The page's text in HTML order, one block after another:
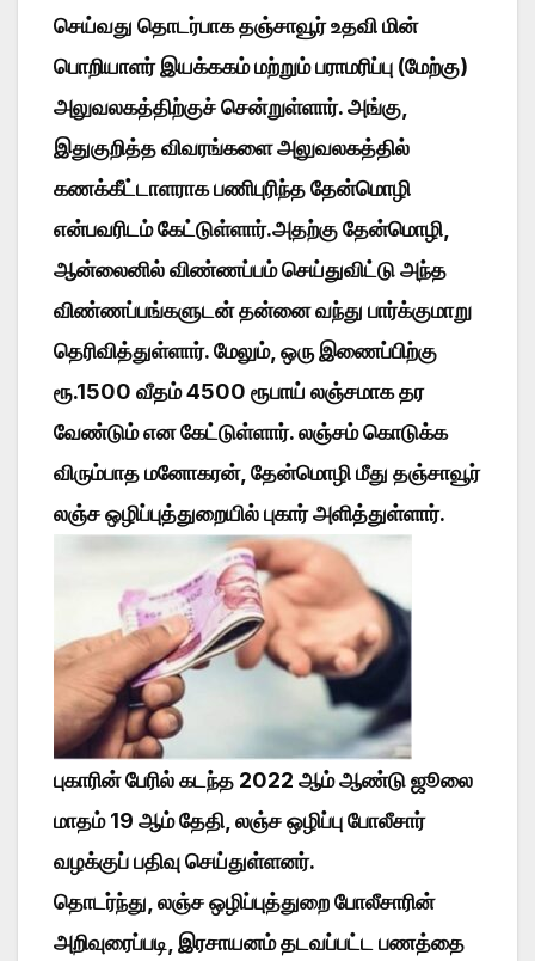
செய்வது தொடர்பாக தஞ்சாவூர் உதவி மின்
பொறியாளர் இயக்ககம் மற்றும் பராமரிப்பு (மேற்கு)
அலுவலகத்திற்குச் சென்றுள்ளார். அங்கு,
இதுகுறித்த விவரங்களை அலுவலகத்தில்
கணக்கீட்டாளராக பணிபுரிந்த தேன்மொழி
என்பவரிடம் கேட்டுள்ளார்.அதற்கு தேன்மொழி,
ஆன்லைனில் விண்ணப்பம் செய்துவிட்டு அந்த
விண்ணப்பங்களுடன் தன்னை வந்து பார்க்குமாறு
தெரிவித்துள்ளார். மேலும், ஒரு இணைப்பிற்கு
ரூ.1500 வீதம் 4500 ரூபாய் லஞ்சமாக தர
வேண்டும் என கேட்டுள்ளார். லஞ்சம் கொடுக்க
விரும்பாத மனோகரன், தேன்மொழி மீது தஞ்சாவூர்
லஞ்ச ஒழிப்புத்துறையில் புகார் அளித்துள்ளார்.
புகாரின் பேரில் கடந்த 2022 ஆம் ஆண்டு ஜூலை
மாதம் 19 ஆம் தேதி, லஞ்ச ஒழிப்பு போலீசார்
வழக்குப் பதிவு செய்துள்ளனர்.
தொடர்ந்து, லஞ்ச ஒழிப்புத்துறை போலீசாரின்
அறிவுரைப்படி, இரசாயனம் தடவப்பட்ட பணத்தை